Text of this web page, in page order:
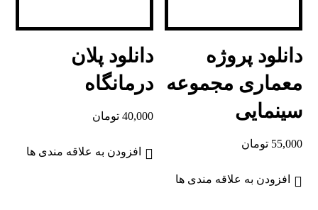
دانلود پروژه
معماری مجموعه
سینمایی
55,000 تومان
افزودن به علاقه مندی ها
دانلود پلان
درمانگاه
40,000 تومان
افزودن به علاقه مندی ها